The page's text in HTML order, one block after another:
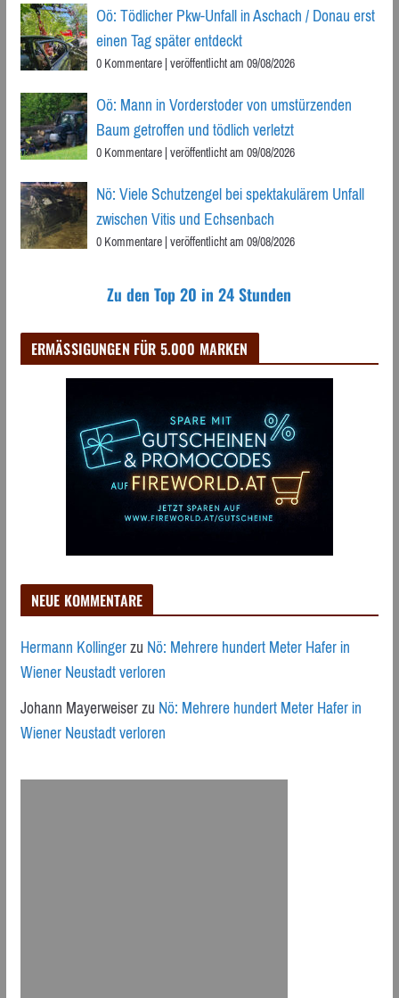
Oö: Tödlicher Pkw-Unfall in Aschach / Donau erst
einen Tag später entdeckt
0 Kommentare|veröffentlicht am 09/08/2026
Oö: Mann in Vorderstoder von umstürzenden
Baum getroffen und tödlich verletzt
0 Kommentare|veröffentlicht am 09/08/2026
Nö: Viele Schutzengel bei spektakulärem Unfall
zwischen Vitis und Echsenbach
0 Kommentare|veröffentlicht am 09/08/2026
Zu den Top 20 in 24 Stunden
ERMÄSSIGUNGEN FÜR 5.000 MARKEN
NEUE KOMMENTARE
Hermann KollingerzuNö: Mehrere hundert Meter Hafer in
Wiener Neustadt verloren
Johann MayerweiserzuNö: Mehrere hundert Meter Hafer in
Wiener Neustadt verloren